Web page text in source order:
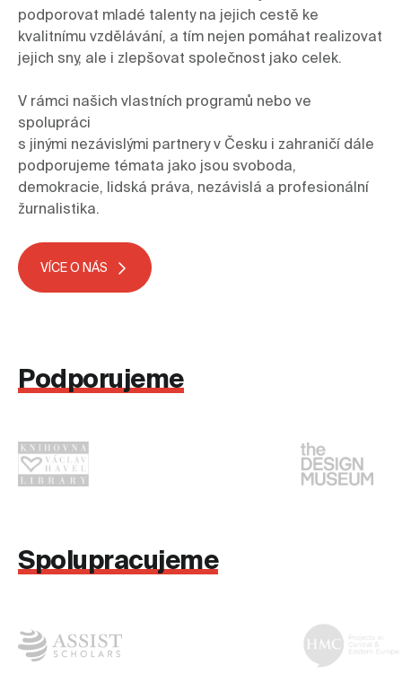
podporovat mladé talenty na jejich cestě ke
kvalitnímu vzdělávání, a tím nejen pomáhat realizovat
jejich sny, ale i zlepšovat společnost jako celek.
V rámci našich vlastních programů nebo ve
spolupráci
s jinými nezávislými partnery v Česku i zahraničí dále
podporujeme témata jako jsou svoboda,
demokracie, lidská práva, nezávislá a profesionální
žurnalistika.
VÍCE O NÁS
Podporujeme
Spolupracujeme